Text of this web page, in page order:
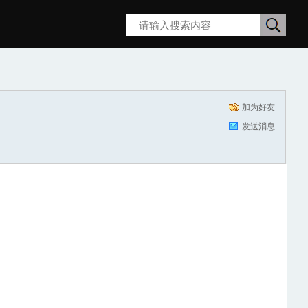
搜
索
加为好友
发送消息